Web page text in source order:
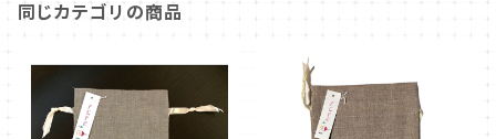
同じカテゴリの商品